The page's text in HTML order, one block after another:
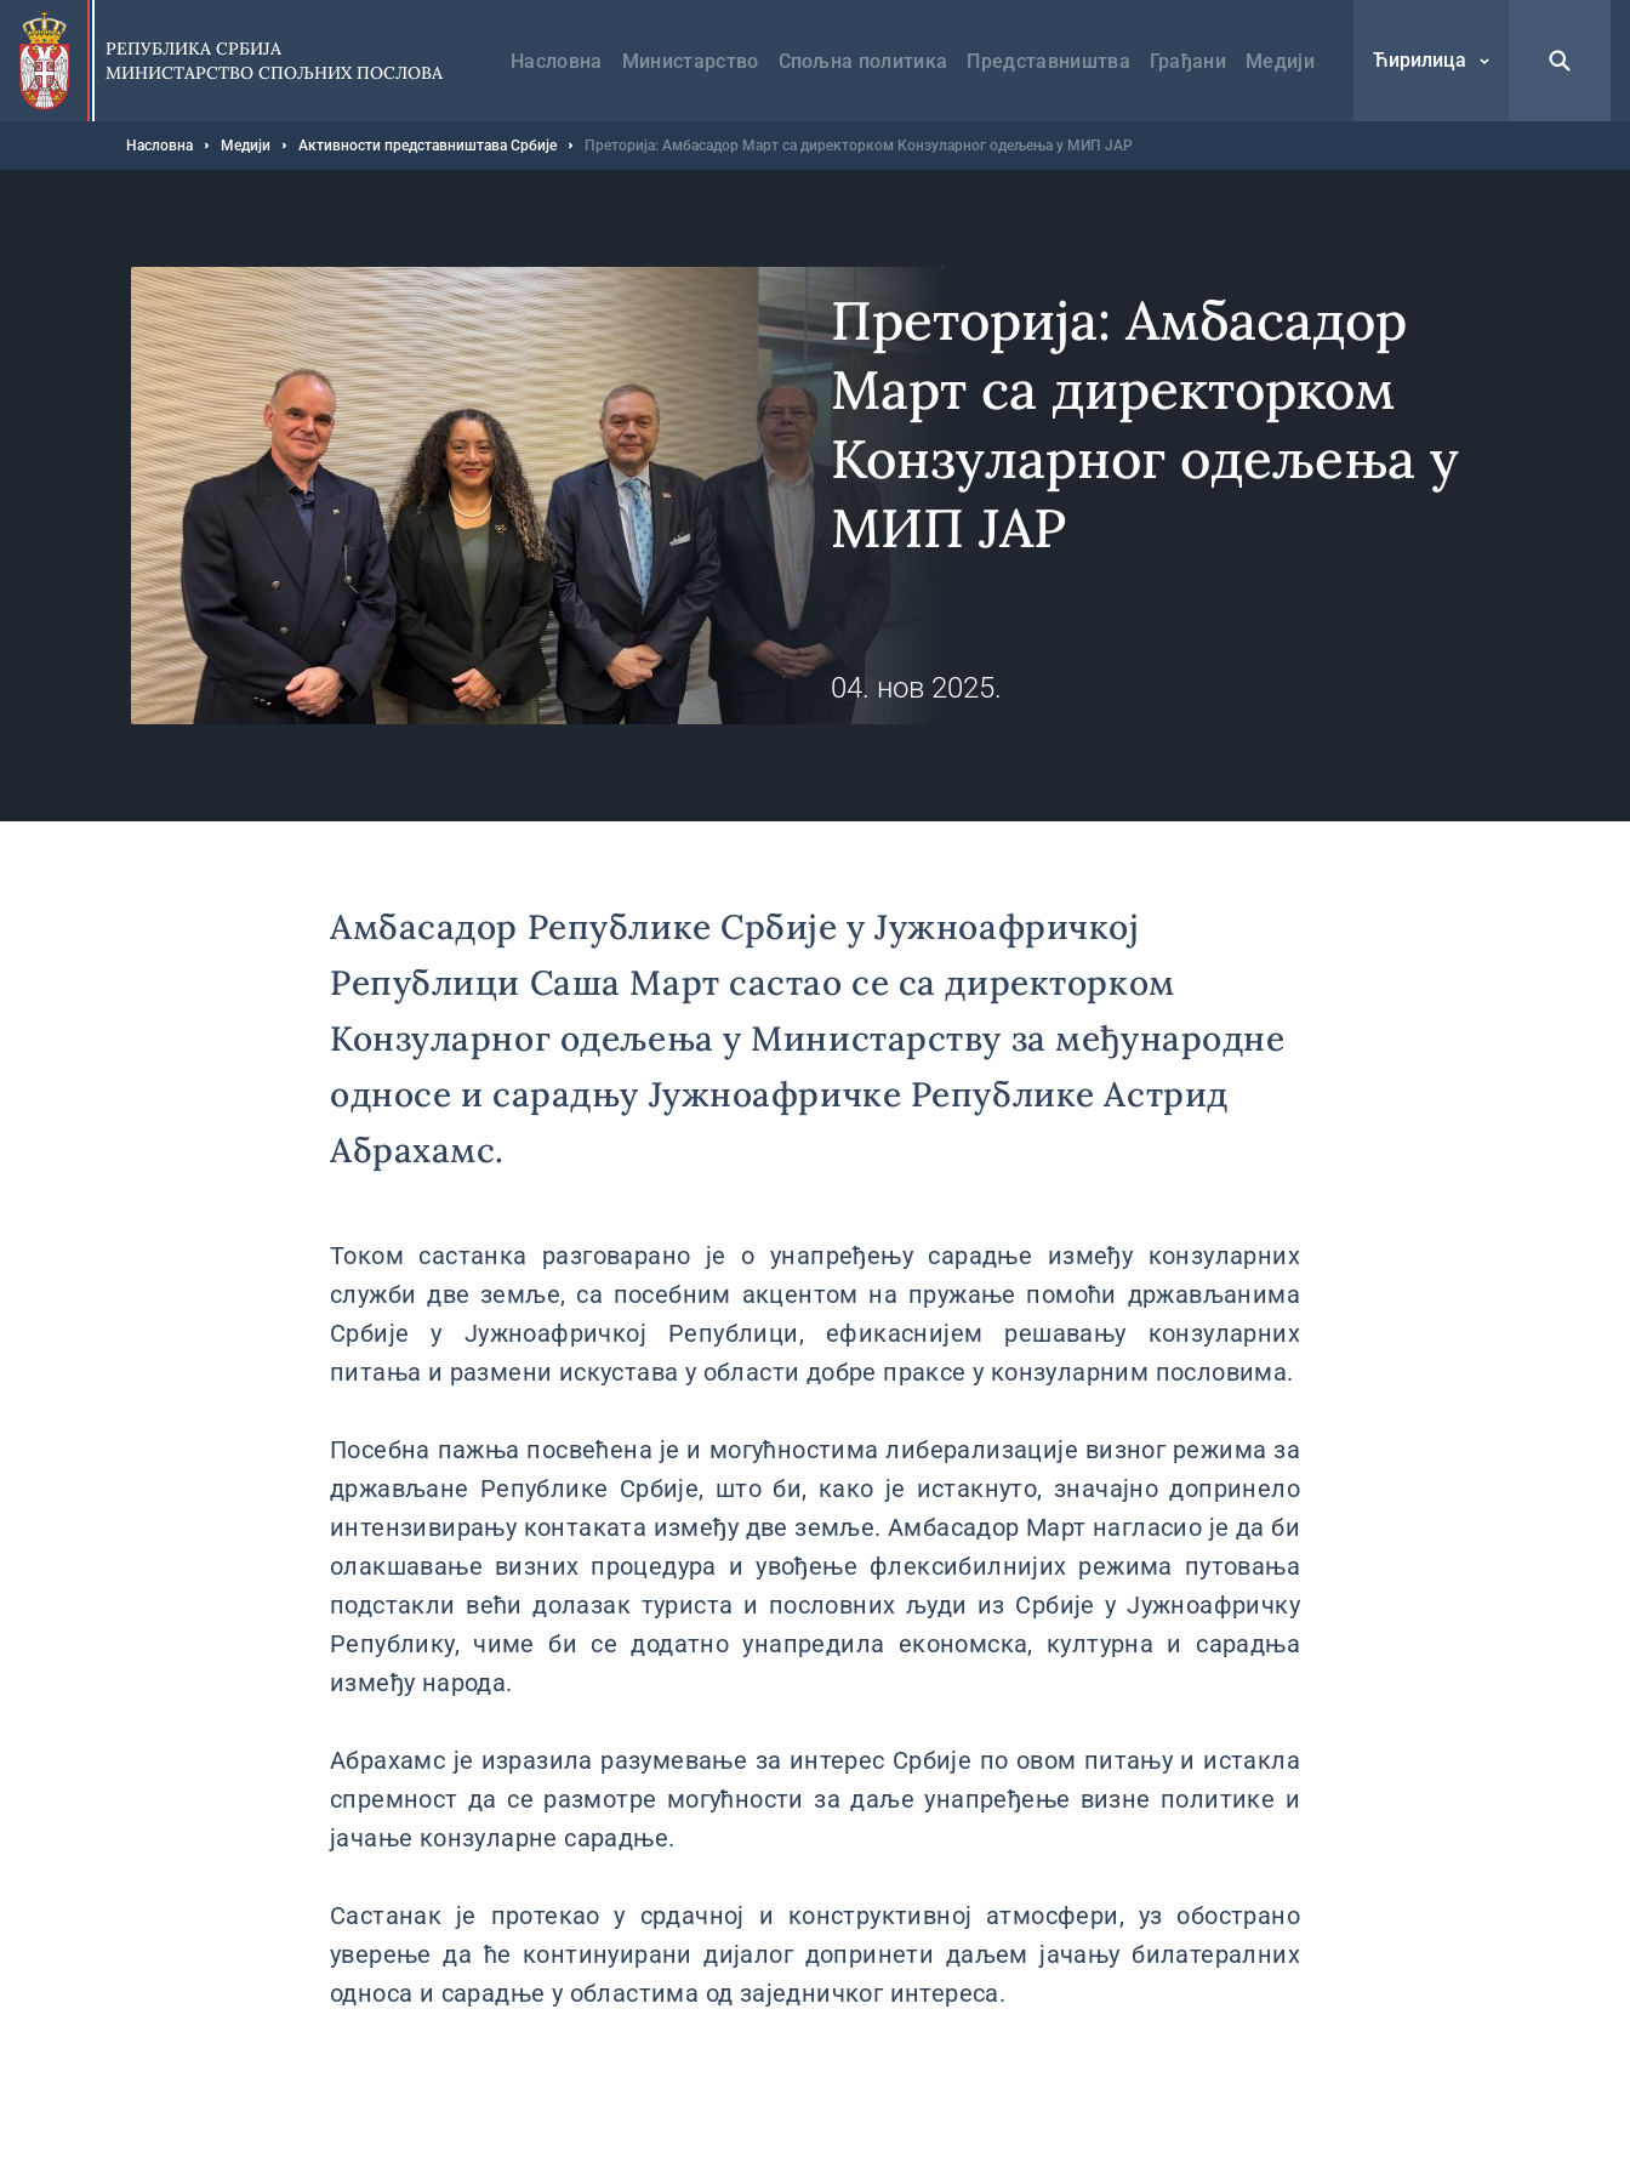
Прескочи
главни
део
садржаја
РЕПУБЛИКА СРБИЈА
МИНИСТАРСТВО СПОЉНИХ ПОСЛОВА
навигација
Насловна Министарство Спољна политика Представништва Грађани Медији Ћирилица
Мрвице
Насловна Медији Активности представништава Србије Преторија: Амбасадор Март са директорком Конзуларног одељења у МИП ЈАР
Преторија: Амбасадор
Март са директорком
Конзуларног одељења у
МИП ЈАР
04. нов 2025.
Амбасадор Републике Србије у Јужноафричкој
Републици Саша Март састао се са директорком
Конзуларног одељења у Министарству за међународне
односе и сарадњу Јужноафричке Републике Астрид
Абрахамс.
Током састанка разговарано је о унапређењу сарадње између конзуларних
служби две земље, са посебним акцентом на пружање помоћи држављанима
Србије у Јужноафричкој Републици, ефикаснијем решавању конзуларних
питања и размени искустава у области добре праксе у конзуларним пословима.
Посебна пажња посвећена је и могућностима либерализације визног режима за
држављане Републике Србије, што би, како је истакнуто, значајно допринело
интензивирању контаката између две земље. Амбасадор Март нагласио је да би
олакшавање визних процедура и увођење флексибилнијих режима путовања
подстакли већи долазак туриста и пословних људи из Србије у Јужноафричку
Републику, чиме би се додатно унапредила економска, културна и сарадња
између народа.
Абрахамс je изразила разумевање за интерес Србије по овом питању и истакла
спремност да се размотре могућности за даље унапређење визне политике и
јачање конзуларне сарадње.
Састанак је протекао у срдачној и конструктивној атмосфери, уз обострано
уверење да ће континуирани дијалог допринети даљем јачању билатералних
односа и сарадње у областима од заједничког интереса.